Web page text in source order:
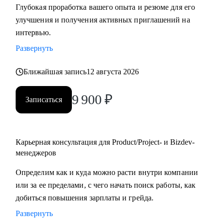
С чем помогу:
• Создать качественное резюме «с нуля» или
скорректировать имеющееся с учетом карьерных целей.
• Подготовиться к интервью, грамотно презентовать опыт
и сформулировать ответы на сложные
вопросы.
• Сделать ревью ваших текущих навыков и наметить
manager-a.
• Продактам от junior до lead расскажу, как улучшать
продуктом.
Кому могу помочь:
• Тем, кто хочет войти в IT и начать строить карьеру с нуля,
Глубокая проработка вашего опыта и резюме для его
улучшения и получения активных приглашений на
интервью.
Развернуть
Ближайшая запись12 августа 2026
Записаться 9 900 ₽
Карьерная консультация для Product/Project- и Bizdev-
менеджеров
Определим как и куда можно расти внутри компании
или за ее пределами, с чего начать поиск работы, как
добиться повышения зарплаты и грейда.
Развернуть